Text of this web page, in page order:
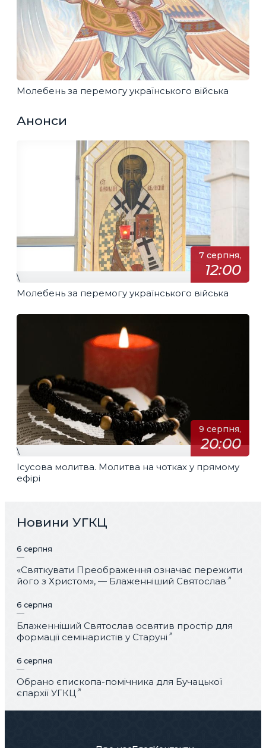
Молебень за перемогу українського війська
Анонси
7 серпня,
12:00
\
Молебень за перемогу українського війська
9 серпня,
20:00
\
Ісусова молитва. Молитва на чотках у прямому
ефірі
Новини УГКЦ
6 серпня
«Святкувати Преображення означає пережити
його з Христом», — Блаженніший Святослав
6 серпня
Блаженніший Святослав освятив простір для
формації семінаристів у Старуні
6 серпня
Обрано єпископа-помічника для Бучацької
єпархії УГКЦ